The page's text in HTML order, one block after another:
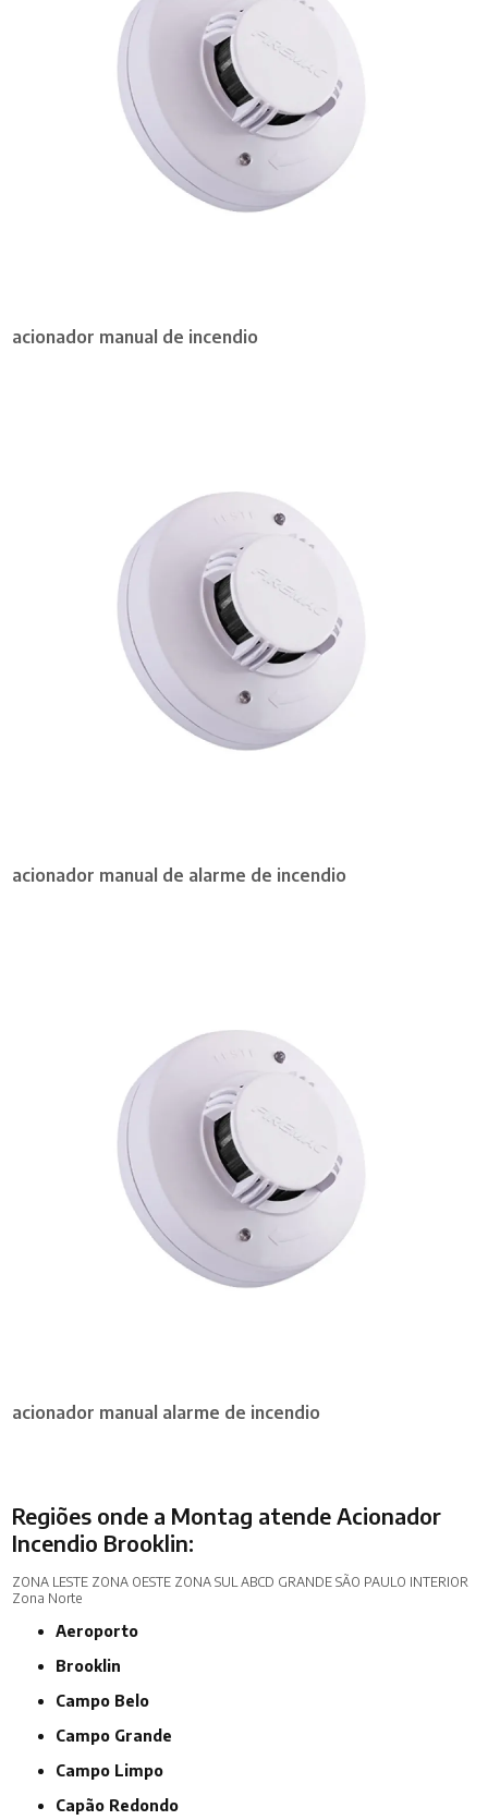
acionador manual de incendio
acionador manual de alarme de incendio
acionador manual alarme de incendio
Regiões onde a Montag atende Acionador
Incendio Brooklin:
ZONA LESTE ZONA OESTE ZONA SUL ABCD GRANDE SÃO PAULO INTERIOR
Zona Norte
Aeroporto
Brooklin
Campo Belo
Campo Grande
Campo Limpo
Capão Redondo